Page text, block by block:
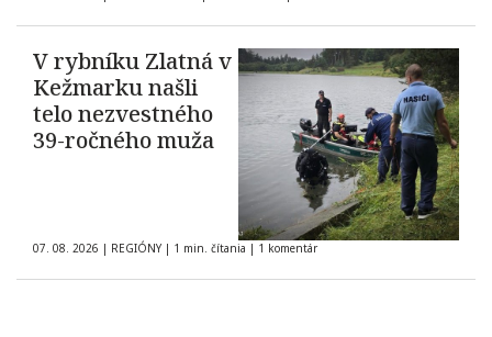
občanov
V rybníku Zlatná v
Kežmarku našli
telo nezvestného
39-ročného muža
07. 08. 2026 | REGIÓNY | 1 min. čítania | 1 komentár